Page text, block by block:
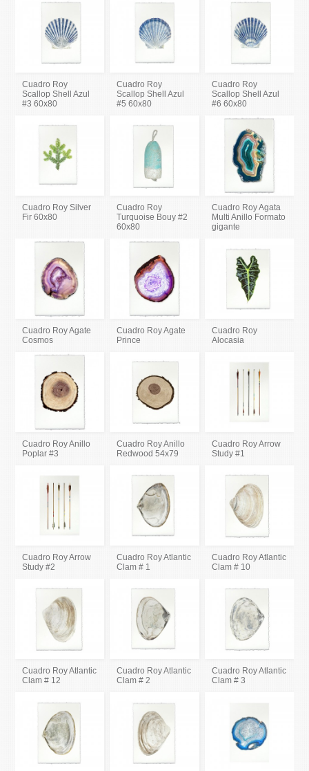
Cuadro Roy
Scallop Shell Azul
#3 60x80
Cuadro Roy
Scallop Shell Azul
#5 60x80
Cuadro Roy
Scallop Shell Azul
#6 60x80
Cuadro Roy Silver
Fir 60x80
Cuadro Roy
Turquoise Bouy #2
60x80
Cuadro Roy Agata
Multi Anillo Formato
gigante
Cuadro Roy Agate
Cosmos
Cuadro Roy Agate
Prince
Cuadro Roy
Alocasia
Cuadro Roy Anillo
Poplar #3
Cuadro Roy Anillo
Redwood 54x79
Cuadro Roy Arrow
Study #1
Cuadro Roy Arrow
Study #2
Cuadro Roy Atlantic
Clam # 1
Cuadro Roy Atlantic
Clam # 10
Cuadro Roy Atlantic
Clam # 12
Cuadro Roy Atlantic
Clam # 2
Cuadro Roy Atlantic
Clam # 3